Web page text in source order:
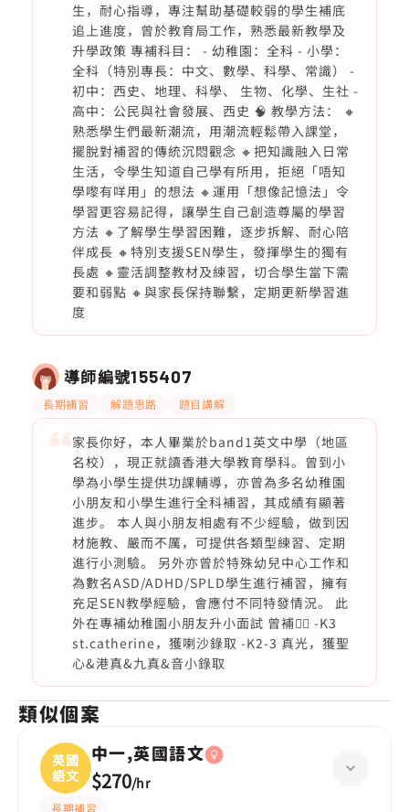
生，耐心指導，專注幫助基礎較弱的學生補底
追上進度，曾於教育局工作，熟悉最新教學及
升學政策 專補科目： - 幼稚園：全科 - 小學：
全科（特別專長：中文、數學、科學、常識） -
初中：西史、地理、科學、 生物、化學、生社 -
高中：公民與社會發展、西史 🧠 教學方法： 🔸
熟悉學生們最新潮流，用潮流輕鬆帶入課堂，
擺脫對補習的傳統沉悶觀念 🔸把知識融入日常
生活，令學生知道自己學有所用，拒絕「唔知
學嚟有咩用」的想法 🔸運用「想像記憶法」令
學習更容易記得，讓學生自己創造尊屬的學習
方法 🔸了解學生學習困難，逐步拆解、耐心陪
伴成長 🔸特別支援SEN學生，發揮學生的獨有
長處 🔸靈活調整教材及練習，切合學生當下需
要和弱點 🔸與家長保持聯繫，定期更新學習進
度
導師編號155407
長期補習 解題思路 題目講解
家長你好，本人畢業於band1英文中學（地區
名校），現正就讀香港大學教育學科。曾到小
學為小學生提供功課輔導，亦曾為多名幼稚園
小朋友和小學生進行全科補習，其成績有顯著
進步。 本人與小朋友相處有不少經驗，做到因
材施教、嚴而不厲，可提供各類型練習、定期
進行小測驗。 另外亦曾於特殊幼兒中心工作和
為數名ASD/ADHD/SPLD學生進行補習，擁有
充足SEN教學經驗，會應付不同特發情況。 此
外在專補幼稚園小朋友升小面試 曾補👇🏻 -K3
st.catherine，獲喇沙錄取 -K2-3 真光，獲聖
心&港真&九真&音小錄取
類似個案
英國
語文
中一,英國語文
$270/hr
長期補習